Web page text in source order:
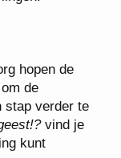
hopen de
de
stap verder te
vind je
kunt